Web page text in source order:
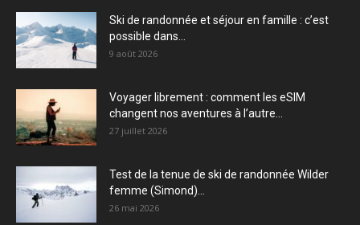
Ski de randonnée et séjour en famille : c’est
possible dans...
9 août 2026
Voyager librement : comment les eSIM
changent nos aventures à l’autre...
27 juillet 2026
Test de la tenue de ski de randonnée Wilder
femme (Simond)...
26 mai 2026